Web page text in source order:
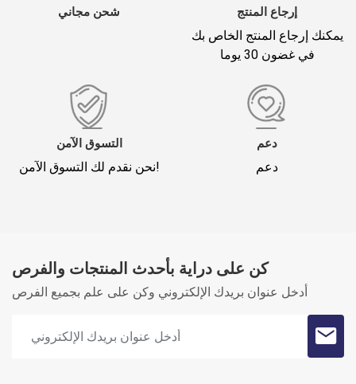
شحن مجاني إرجاع المنتج
يمكنك إرجاع المنتج الخاص بك
في غضون 30 يوما
التسوق الآمن
نحن نقدم لك التسوق الآمن!
دعم
دعم
كن على دراية بأحدث المنتجات والفرص
أدخل عنوان بريدك الإلكتروني وكن على علم بجميع الفرص